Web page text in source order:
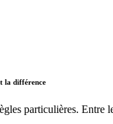
la différence
particulières. Entre